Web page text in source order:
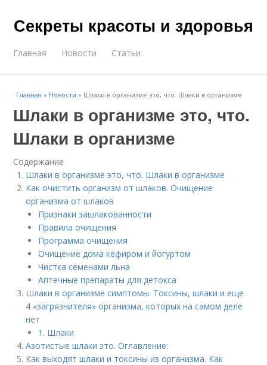
Секреты красоты и здоровья
Главная Новости Статьи
Главная » Новости » Шлаки в организме это, что. Шлаки в организме
Шлаки в организме это, что.
Шлаки в организме
Содержание
Шлаки в организме это, что. Шлаки в организме
Как очистить организм от шлаков. Очищение
организма от шлаков
Признаки зашлакованности
Правила очищения
Программа очищения
Очищение дома кефиром и йогуртом
Чистка семенами льна
Аптечные препараты для детокса
Шлаки в организме симптомы. Токсины, шлаки и еще
4 «загрязнителя» организма, которых на самом деле
нет
1. Шлаки
Азотистые шлаки это. Оглавление:
Как выходят шлаки и токсины из организма. Как